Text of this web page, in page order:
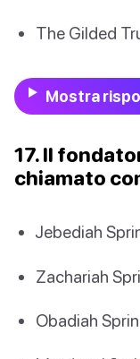
The Gilded
Mostra
17. Il
chiamato
Jebediah
Zachariah
Obadiah